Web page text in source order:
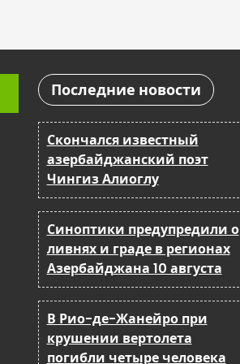
Последние новости
Скончался известный
азербайджанский поэт
Чингиз Алиоглу
Синоптики предупредили о
ливнях и граде в регионах
Азербайджана 10 августа
В Рио-де-Жанейро при
крушении вертолета
погибли четыре человека